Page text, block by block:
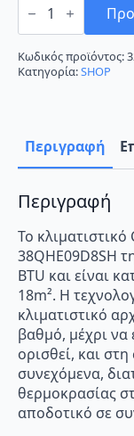
Cool
42QHE09D8SH
/
38QHE09D8SH
Κλιματιστικό
A+++/A++
με
WiFi
Κωδικός προϊόντος:
Κατηγορία:SHOP
Περιγραφή
Περιγραφή
Το
38QHE09D8SH
BTU και είναι
18m². Η
κλιματιστικό
βαθμό, μέχρι να
ορισθεί, και
συνεχόμενα,
θερμοκρασίας
αποδοτικό σε